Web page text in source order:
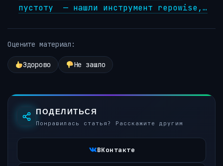
пустоту — нашли инструмент repowise,…
Оцените материал:
Здорово Не зашло
ПОДЕЛИТЬСЯ
Понравилась статья? Расскажите другим
ВКонтакте